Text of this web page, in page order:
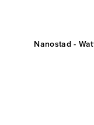
Nanostad -